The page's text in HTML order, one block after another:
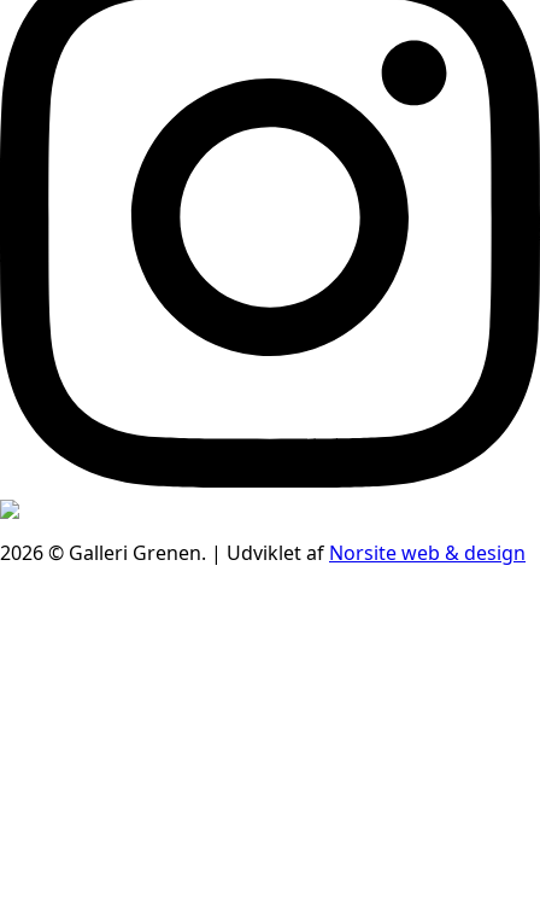
2026 © Galleri Grenen. | Udviklet af Norsite web & design